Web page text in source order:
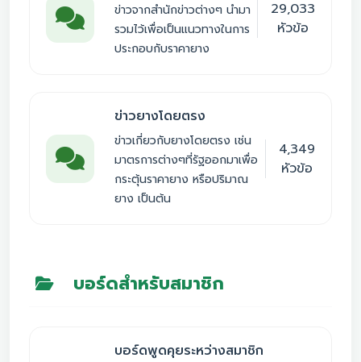
ข่าวจากสำนักข่าวต่างๆ นำมา
รวมไว้เพื่อเป็นแนวทางในการ
ประกอบกับราคายาง
29,033
หัวข้อ
ข่าวยางโดยตรง
ข่าวเกี่ยวกับยางโดยตรง เช่น
มาตรการต่างๆที่รัฐออกมาเพื่อ
กระตุ้นราคายาง หรือปริมาณ
ยาง เป็นต้น
4,349
หัวข้อ
บอร์ดสำหรับสมาชิก
บอร์ดพูดคุยระหว่างสมาชิก